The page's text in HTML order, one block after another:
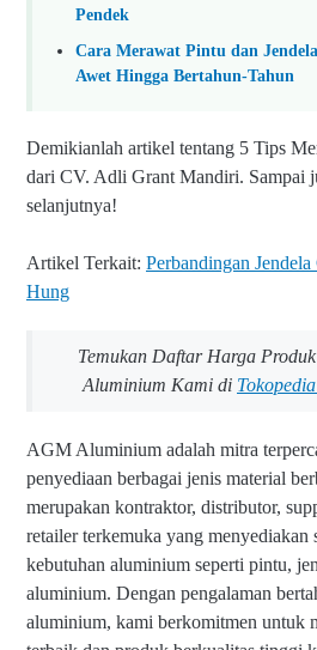
Pendek
Cara Merawat Pintu dan
Awet Hingga Bertahun-Tahun
Demikianlah artikel tentang 5 Tips
dari CV. Adli Grant Mandiri. Sampai
selanjutnya!
Artikel Terkait: Perbandingan
Hung
Temukan Daftar Harga
Aluminium Kami di
AGM Aluminium adalah mitra
penyediaan berbagai jenis material
merupakan kontraktor, distributor,
retailer terkemuka yang menyediakan
kebutuhan aluminium seperti pintu,
aluminium. Dengan pengalaman
aluminium, kami berkomitmen untuk